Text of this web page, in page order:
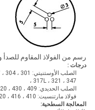
رسم من الفولاذ المقاوم للصدأ
درجات :
، 317L ، 321 ، 347
الصلب الحديدي: 409 ، 409M ، 410s ، 420 ، 430
فولاذ مارتنسيت: 410 ، 416 ، 420 ، 431
المعالجة السطحية: